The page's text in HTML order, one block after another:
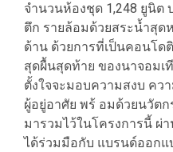
จํานวนห้องชุด 1,248 ยูนิต
ตึก รายล้อมด้วยสระนํ้าสุด
ด้าน ด้วยการที่เป็นคอนโด
สุดผื้นสุดท้าย ของนาจอม
ตั้งใจจะมอบความสงบ คว
ผู้อยู่อาศัย พร้ อมด้วยนวัต
มารวมไว้ในโครงการนี้ ผ่
ได้ร่วมมือกับ แบรนด์ออกแ